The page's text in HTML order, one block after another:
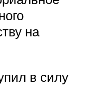
на
в силу